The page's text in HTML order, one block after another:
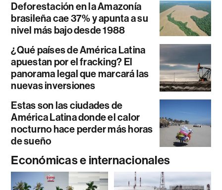
Deforestación en la Amazonía
brasileña cae 37% y apunta a su
nivel más bajo desde 1988
¿Qué países de América Latina
apuestan por el fracking? El
panorama legal que marcará las
nuevas inversiones
Estas son las ciudades de
América Latina donde el calor
nocturno hace perder más horas
de sueño
Económicas e internacionales